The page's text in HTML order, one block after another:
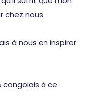
chez nous.
à nous en inspirer
congolais à ce